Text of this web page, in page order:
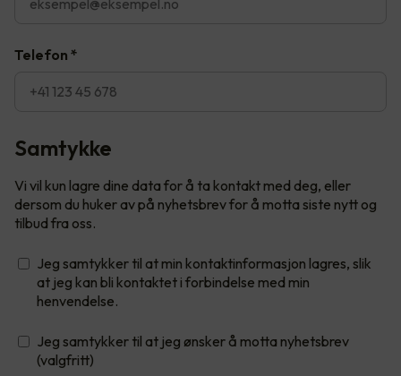
Telefon *
Samtykke
Vi vil kun lagre dine data for å ta kontakt med deg, eller
dersom du huker av på nyhetsbrev for å motta siste nytt og
tilbud fra oss.
Jeg samtykker til at min kontaktinformasjon lagres, slik
at jeg kan bli kontaktet i forbindelse med min
henvendelse.
Jeg samtykker til at jeg ønsker å motta nyhetsbrev
(valgfritt)